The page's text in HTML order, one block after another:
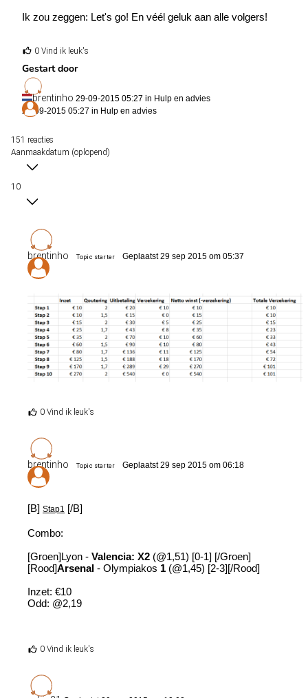
Ik zou zeggen: Let's go! En véél geluk aan alle volgers!
0 Vind ik leuk's
Gestart door
brentinho 29-09-2015 05:27 in Hulp en advies
29-09-2015 05:27 in Hulp en advies
151 reacties
Aanmaakdatum (oplopend)
10
brentinho Topic starter Geplaatst 29 sep 2015 om 05:37
0 Vind ik leuk's
brentinho Topic starter Geplaatst 29 sep 2015 om 06:18
[B] Stap1 [/B]
Combo:
[Groen]Lyon - Valencia: X2 (@1,51) [0-1] [/Groen]
[Rood]Arsenal - Olympiakos 1 (@1,45) [2-3][/Rood]
Inzet: €10
Odd: @2,19
0 Vind ik leuk's